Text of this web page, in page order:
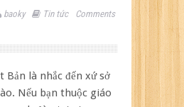
baoky Tin tức
Comments
Bản là nhắc đến xứ sở
Nếu bạn thuộc giáo